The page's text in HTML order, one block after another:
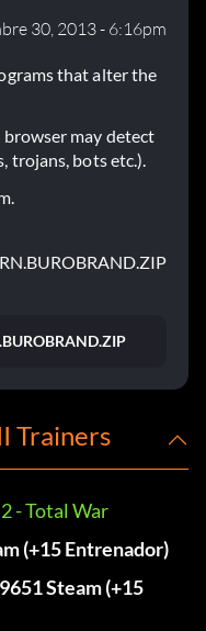
30, 2013 - 6:16pm
that alter the
may detect
trojans, bots etc.).
Trainers
- Total War
(+15 Entrenador)
Steam (+15